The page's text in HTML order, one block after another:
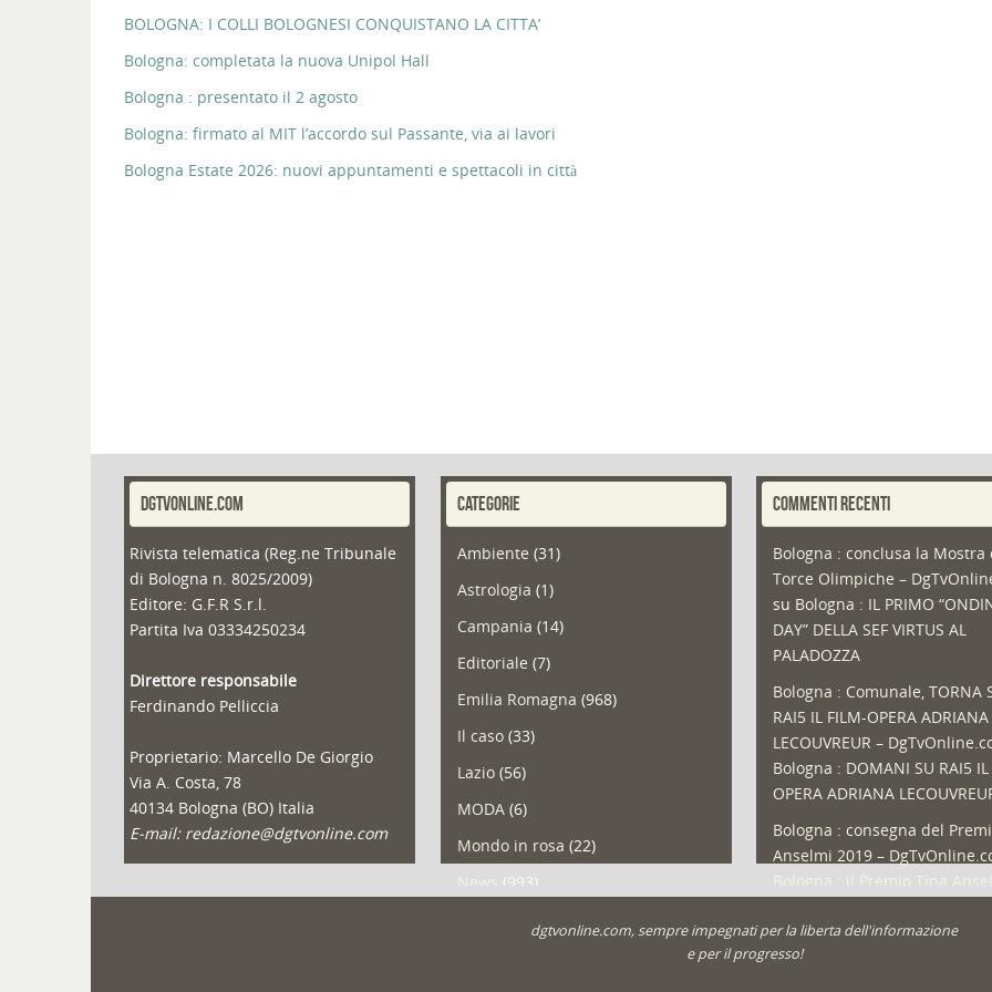
BOLOGNA: I COLLI BOLOGNESI CONQUISTANO LA CITTA’
Bologna: completata la nuova Unipol Hall
Bologna : presentato il 2 agosto
Bologna: firmato al MIT l’accordo sul Passante, via ai lavori
Bologna Estate 2026: nuovi appuntamenti e spettacoli in città
DGTVONLINE.COM
Rivista telematica (Reg.ne Tribunale
di Bologna n. 8025/2009)
Editore: G.F.R S.r.l.
Partita Iva 03334250234
Direttore responsabile
Ferdinando Pelliccia
Proprietario: Marcello De Giorgio
Via A. Costa, 78
40134 Bologna (BO) Italia
E-mail: redazione@dgtvonline.com
CATEGORIE
Ambiente (31)
Astrologia (1)
Campania (14)
Editoriale (7)
Emilia Romagna (968)
Il caso(33)
Lazio(56)
MODA(6)
Mondo in rosa (22)
(993)
COMMENTI RECENTI
Bologna : conclusa la Mostra
Torce Olimpiche –
su Bologna : IL PRIMO
DAY” DELLA SEF VIRTUS AL
PALADOZZA
Bologna : Comunale, TORNA
RAI5 IL FILM-OPERA ADRIANA
LECOUVREUR –
Bologna : DOMANI SU RAI5 IL
OPERA ADRIANA
Bologna : consegna del
Anselmi 2019 –
cittadini sovraindebitati –
dgtvonline.com, sempre impegnati per la liberta dell'informazione
e per il progresso!